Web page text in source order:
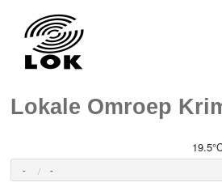
Lokale Omroep
- -